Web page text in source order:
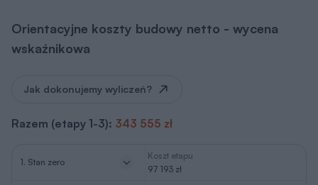
Orientacyjne koszty budowy netto - wycena
wskaźnikowa
Jak dokonujemy wyliczeń?
Razem (etapy 1-3): 343 555 zł
1. Stan zero
Koszt etapu
97 193 zł